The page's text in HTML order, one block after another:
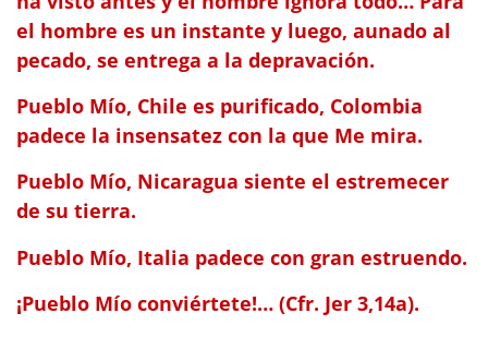
el hombre es un instante y luego, aunado al
pecado, se entrega a la depravación.
Pueblo Mío, Chile es purificado, Colombia
padece la insensatez con la que Me mira.
Pueblo Mío, Nicaragua siente el estremecer
de su tierra.
Pueblo Mío, Italia padece con gran estruendo.
¡Pueblo Mío conviértete!… (Cfr. Jer 3,14a).